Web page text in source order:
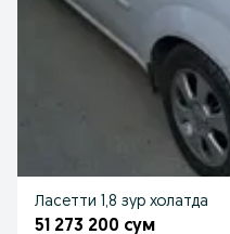
Ласетти 1,8 зур холатда
51 273 200 сум